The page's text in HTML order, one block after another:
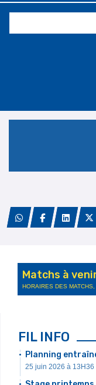
Matchs à
HORAIRES DES
FIL INFO
Planning
25 juin 2026 à 13H36